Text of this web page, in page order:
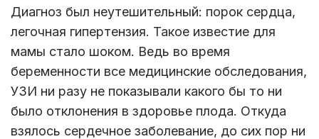
Диагноз был неутешительный: порок сердца,
легочная гипертензия. Такое известие для
мамы стало шоком. Ведь во время
беременности все медицинские обследования,
УЗИ ни разу не показывали какого бы то ни
было отклонения в здоровье плода. Откуда
взялось сердечное заболевание, до сих пор ни